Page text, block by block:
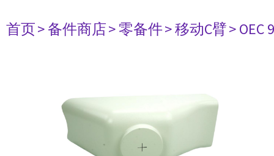
首页> 备件商店> 零备件> 移动C臂> OEC